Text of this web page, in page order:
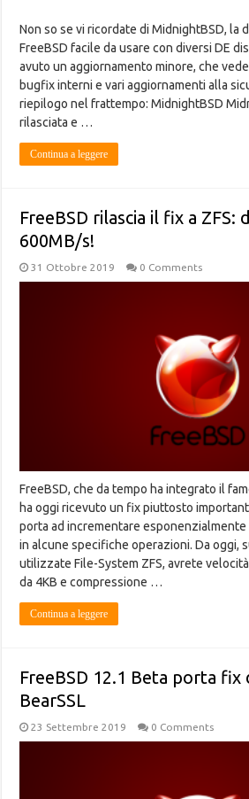
Non so se vi ricordate di MidnightBSD, la
FreeBSD facile da usare con diversi DE
avuto un aggiornamento minore, che
bugfix interni e vari aggiornamenti alla
riepilogo nel frattempo: MidnightBSD
rilasciata e …
Continua a leggere
FreeBSD rilascia il fix a ZFS:
600MB/s!
31 Ottobre 2019 0 Comments
FreeBSD, che da tempo ha integrato il
ha oggi ricevuto un fix piuttosto
porta ad incrementare
in alcune specifiche operazioni. Da oggi,
utilizzate File-System ZFS, avrete
da 4KB e compressione …
Continua a leggere
FreeBSD 12.1 Beta porta fix
BearSSL
23 Settembre 2019 0 Comments